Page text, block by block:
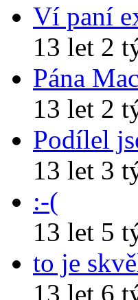
Ví paní
13 let 2
Pána
13 let 2
Podílel
13 let 3
:-(
13 let 5
to je
13 let 6